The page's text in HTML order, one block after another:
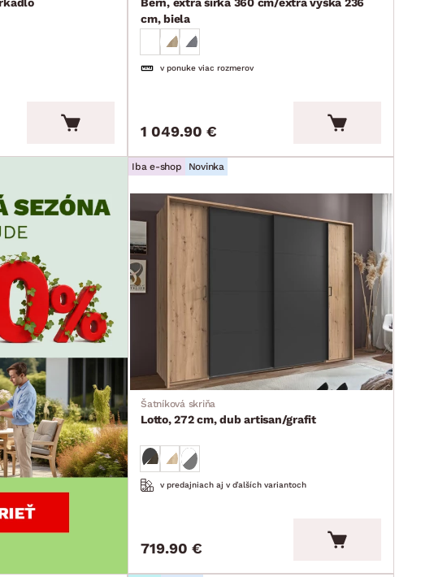
cm, biela
v ponuke viac rozmerov
1 049.90 €
Iba e-shop Novinka
Šatníková skriňa
Lotto, 272 cm, dub artisan/grafit
v predajniach aj v ďalších variantoch
719.90 €